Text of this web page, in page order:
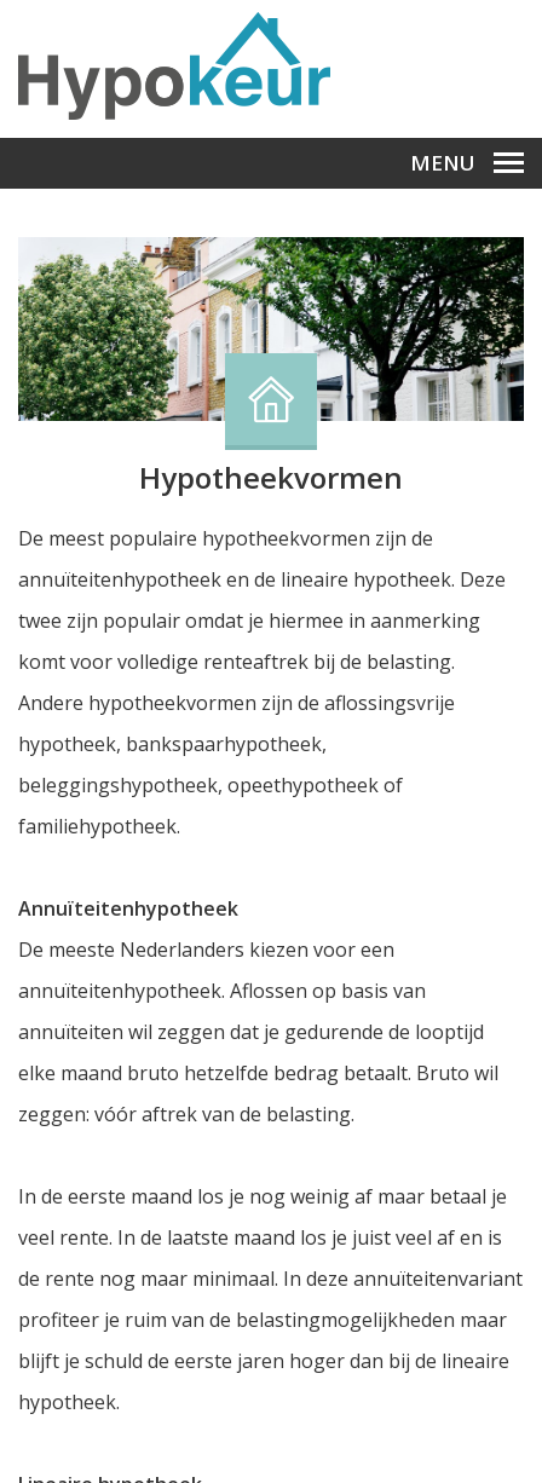
MENU
Hypotheekvormen
De meest populaire hypotheekvormen zijn de
annuïteitenhypotheek en de lineaire hypotheek. Deze
twee zijn populair omdat je hiermee in aanmerking
komt voor volledige renteaftrek bij de belasting.
Andere hypotheekvormen zijn de aflossingsvrije
hypotheek, bankspaarhypotheek,
beleggingshypotheek, opeethypotheek of
familiehypotheek.
Annuïteitenhypotheek
De meeste Nederlanders kiezen voor een
annuïteitenhypotheek. Aflossen op basis van
annuïteiten wil zeggen dat je gedurende de looptijd
elke maand bruto hetzelfde bedrag betaalt. Bruto wil
zeggen: vóór aftrek van de belasting.
In de eerste maand los je nog weinig af maar betaal je
veel rente. In de laatste maand los je juist veel af en is
de rente nog maar minimaal. In deze annuïteitenvariant
profiteer je ruim van de belastingmogelijkheden maar
blijft je schuld de eerste jaren hoger dan bij de lineaire
hypotheek.